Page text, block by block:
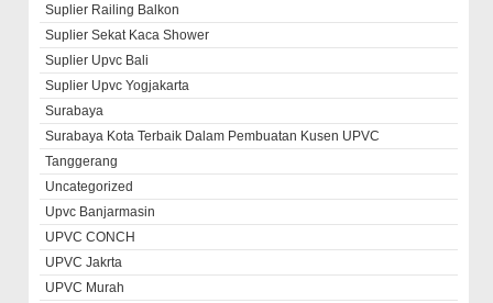
Suplier Railing Balkon
Suplier Sekat Kaca Shower
Suplier Upvc Bali
Suplier Upvc Yogjakarta
Surabaya
Surabaya Kota Terbaik Dalam Pembuatan Kusen UPVC
Tanggerang
Uncategorized
Upvc Banjarmasin
UPVC CONCH
UPVC Jakrta
UPVC Murah